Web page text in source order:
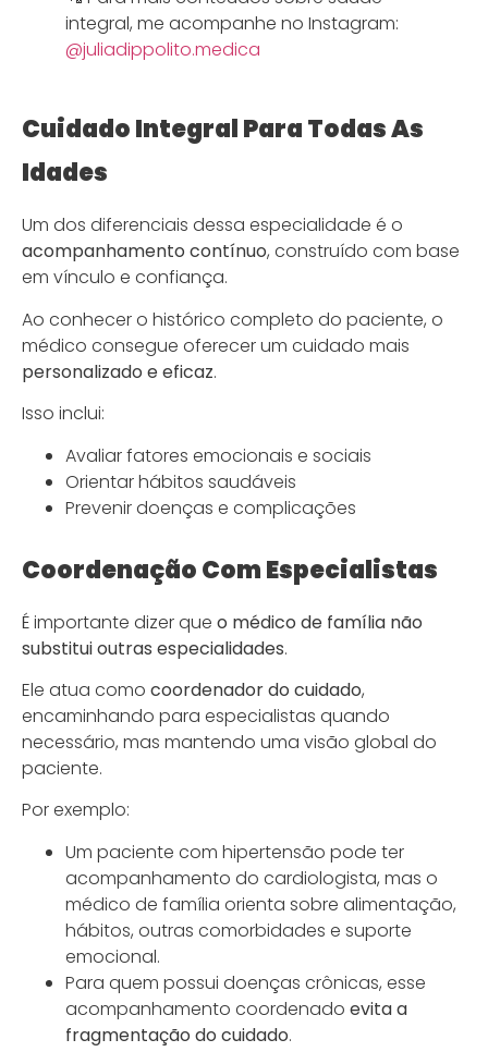
integral, me acompanhe no Instagram:
@juliadippolito.medica
Cuidado Integral Para Todas As
Idades
Um dos diferenciais dessa especialidade é o
acompanhamento contínuo, construído com base
em vínculo e confiança.
Ao conhecer o histórico completo do paciente, o
médico consegue oferecer um cuidado mais
personalizado e eficaz.
Isso inclui:
Avaliar fatores emocionais e sociais
Orientar hábitos saudáveis
Prevenir doenças e complicações
Coordenação Com Especialistas
É importante dizer que o médico de família não
substitui outras especialidades.
Ele atua como coordenador do cuidado,
encaminhando para especialistas quando
necessário, mas mantendo uma visão global do
paciente.
Por exemplo:
Um paciente com hipertensão pode ter
acompanhamento do cardiologista, mas o
médico de família orienta sobre alimentação,
hábitos, outras comorbidades e suporte
emocional.
Para quem possui doenças crônicas, esse
acompanhamento coordenado evita a
fragmentação do cuidado.